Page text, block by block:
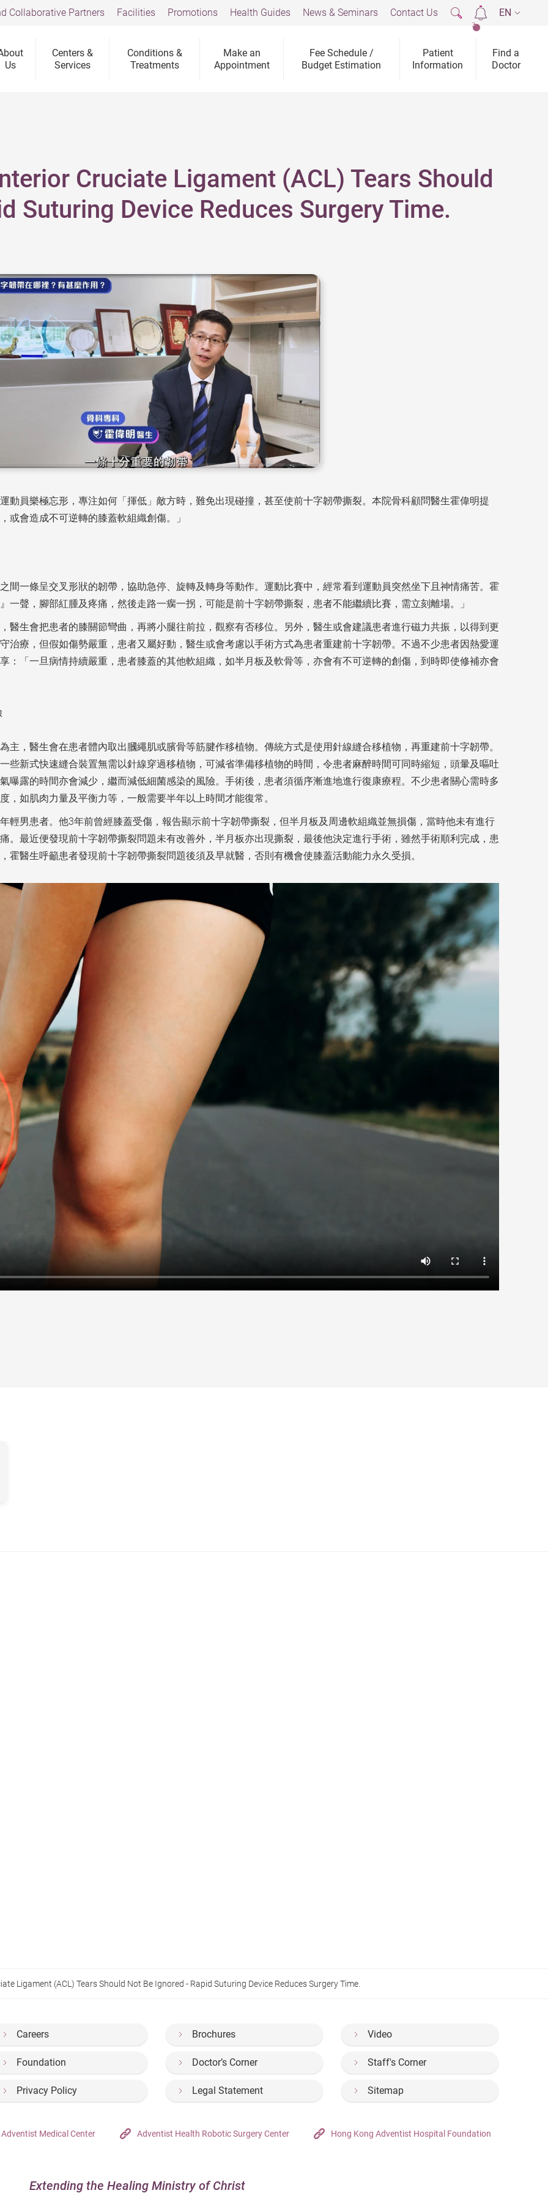
Us
Centers &
Services
Conditions &
Treatments
Make an
Appointment
Fee Schedule /
Budget Estimation
Patient
Information
Find a
Doctor
Collaborative Partners Facilities Promotions Health Guides News & Seminars Contact Us
2
EN
Cruciate Ligament (ACL) Tears Should
Suturing Device Reduces Surgery Time.
動員樂極忘形，專注如何「揮低」敵方時，難免出現碰撞，甚至使前十字韌帶撕裂。本院骨科顧問醫生霍偉明提
或會造成不可逆轉的膝蓋軟組織創傷。」
間一條呈交叉形狀的韌帶，協助急停、旋轉及轉身等動作。運動比賽中，經常看到運動員突然坐下且神情痛苦。霍
一聲，腳部紅腫及疼痛，然後走路一瘸一拐，可能是前十字韌帶撕裂，患者不能繼續比賽，需立刻離場。」
醫生會把患者的膝關節彎曲，再將小腿往前拉，觀察有否移位。另外，醫生或會建議患者進行磁力共振，以得到更
治療，但假如傷勢嚴重，患者又屬好動，醫生或會考慮以手術方式為患者重建前十字韌帶。不過不少患者因熱愛運
：「一旦病情持續嚴重，患者膝蓋的其他軟組織，如半月板及軟骨等，亦會有不可逆轉的創傷，到時即使修補亦會
主，醫生會在患者體內取出膕繩肌或臏骨等筋腱作移植物。傳統方式是使用針線縫合移植物，再重建前十字韌帶。
些新式快速縫合裝置無需以針線穿過移植物，可減省準備移植物的時間，令患者麻醉時間可同時縮短，頭暈及嘔吐
曝露的時間亦會減少，繼而減低細菌感染的風險。手術後，患者須循序漸進地進行復康療程。不少患者關心需時多
如肌肉力量及平衡力等，一般需要半年以上時間才能復常。
輕男患者。他3年前曾經膝蓋受傷，報告顯示前十字韌帶撕裂，但半月板及周邊軟組織並無損傷，當時他未有進行
。最近便發現前十字韌帶撕裂問題未有改善外，半月板亦出現撕裂，最後他決定進行手術，雖然手術順利完成，患
霍醫生呼籲患者發現前十字韌帶撕裂問題後須及早就醫，否則有機會使膝蓋活動能力永久受損。
Ligament (ACL) Tears Should Not Be Ignored - Rapid Suturing Device Reduces Surgery Time.
Careers Brochures Video
Foundation Doctor’s Corner Staff's Corner
Privacy Policy Legal Statement Sitemap
Adventist Medical Center Adventist Health Robotic Surgery Center Hong Kong Adventist Hospital Foundation
Extending the Healing Ministry of Christ